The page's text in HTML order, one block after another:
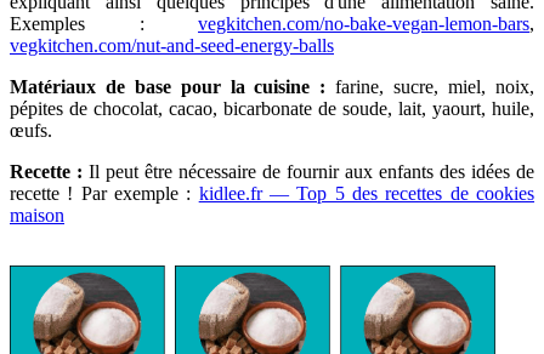
Exemples : vegkitchen.com/no-bake-vegan-lemon-bars,
vegkitchen.com/nut-and-seed-energy-balls
Matériaux de base pour la cuisine : farine, sucre, miel, noix,
pépites de chocolat, cacao, bicarbonate de soude, lait, yaourt, huile,
œufs.
Recette : Il peut être nécessaire de fournir aux enfants des idées de
recette ! Par exemple : kidlee.fr — Top 5 des recettes de cookies
maison